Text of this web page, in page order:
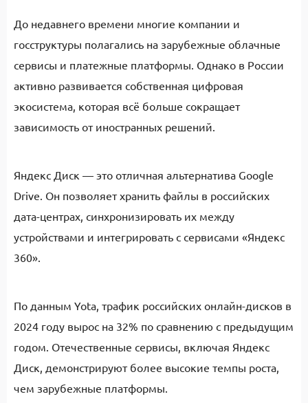
До недавнего времени многие компании и
госструктуры полагались на зарубежные облачные
сервисы и платежные платформы. Однако в России
активно развивается собственная цифровая
экосистема, которая всё больше сокращает
зависимость от иностранных решений.
Яндекс Диск — это отличная альтернатива Google
Drive. Он позволяет хранить файлы в российских
дата-центрах, синхронизировать их между
устройствами и интегрировать с сервисами «Яндекс
360».
По данным Yota, трафик российских онлайн-дисков в
2024 году вырос на 32% по сравнению с предыдущим
годом. Отечественные сервисы, включая Яндекс
Диск, демонстрируют более высокие темпы роста,
чем зарубежные платформы.